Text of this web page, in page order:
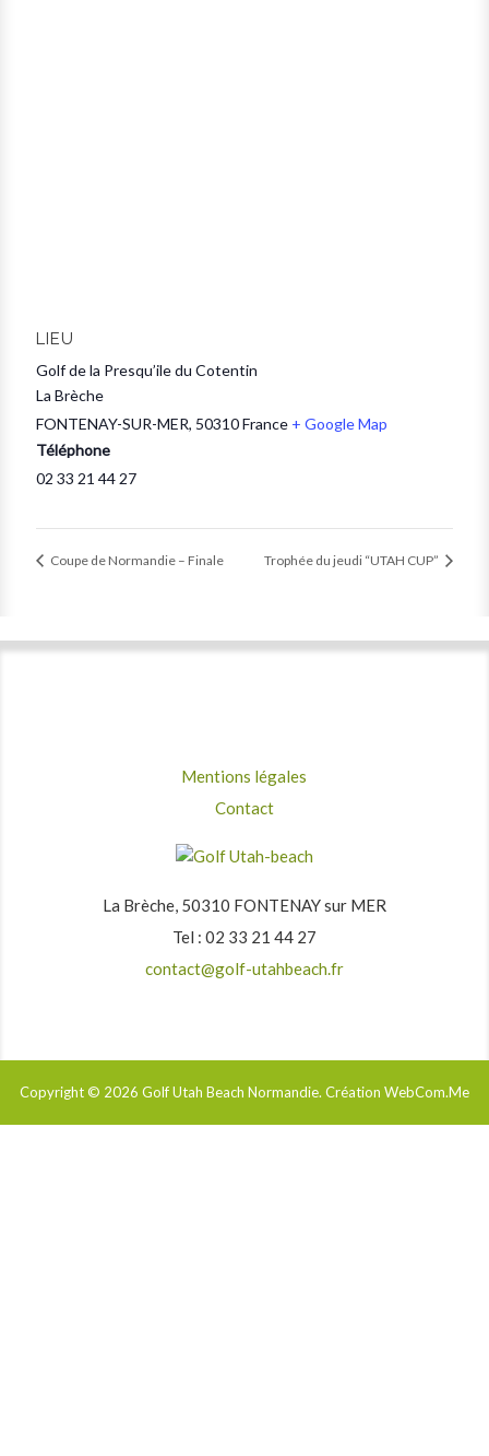
LIEU
Golf de la Presqu’ile du Cotentin
La Brèche
FONTENAY-SUR-MER, 50310 France + Google Map
Téléphone
02 33 21 44 27
Coupe de Normandie – Finale Trophée du jeudi “UTAH CUP”
Mentions légales
Contact
La Brèche, 50310 FONTENAY sur MER
Tel : 02 33 21 44 27
contact@golf-utahbeach.fr
Copyright © 2026 Golf Utah Beach Normandie. Création WebCom.Me